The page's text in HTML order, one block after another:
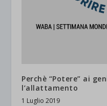
Perchè “Potere” ai
l’allattamento
1 Luglio 2019